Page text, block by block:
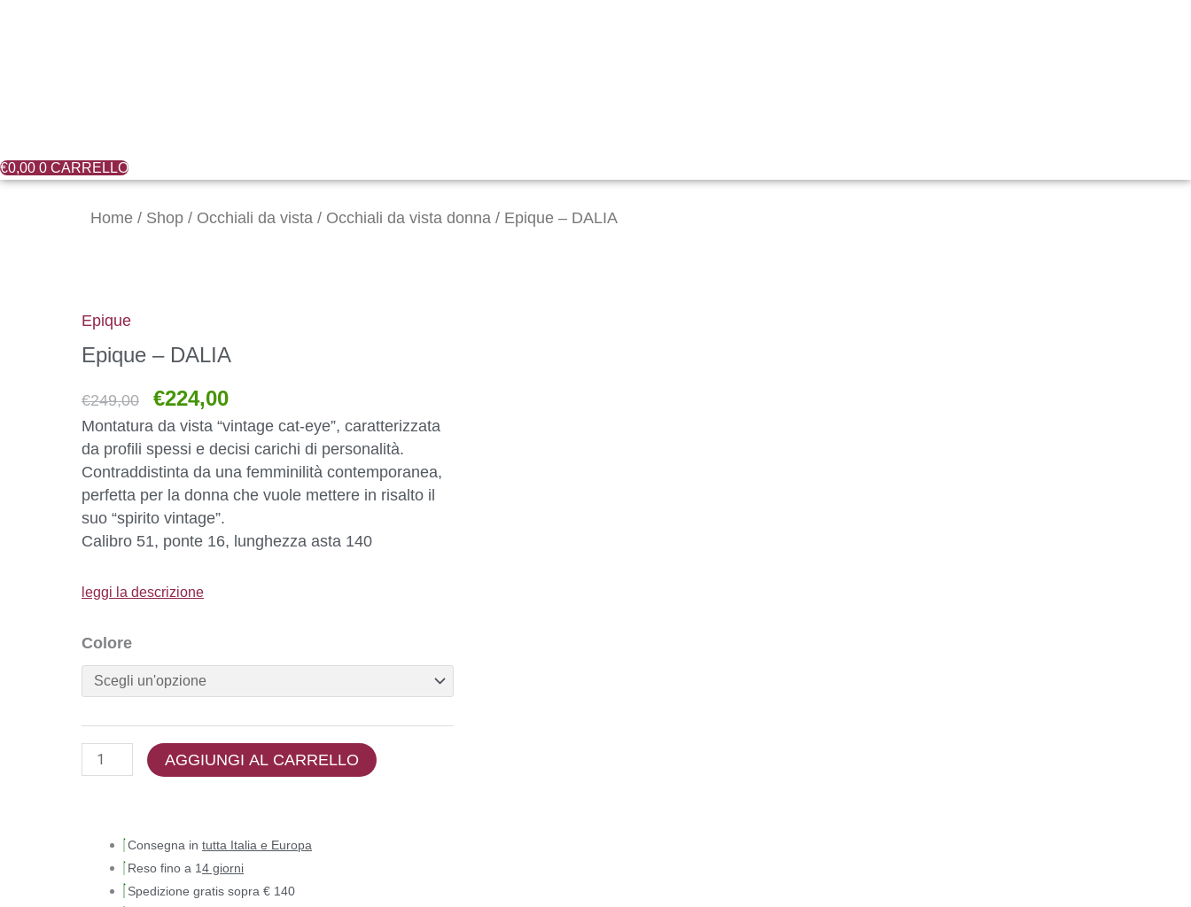
€0,00 0 CARRELLO
Home / Shop / Occhiali da vista / Occhiali da vista donna / Epique – DALIA
Epique
Epique – DALIA
€249,00
prezzo
€224,00
prezzo
Montatura da vista “vintage cat-eye”, caratterizzata
da profili spessi e decisi carichi di personalità.
Contraddistinta da una femminilità contemporanea,
perfetta per la donna che vuole mettere in risalto il
suo “spirito vintage”.
Calibro 51, ponte 16, lunghezza asta 140
leggi la descrizione
Colore
AGGIUNGI AL CARRELLO
Consegna in tutta Italia e Europa
Reso fino a 14 giorni
Spedizione gratis sopra € 140